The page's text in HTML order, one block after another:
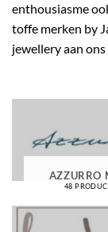
enthousiasme
toffe merken by
jewellery aan
AZZURRO
48